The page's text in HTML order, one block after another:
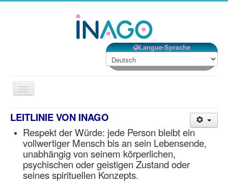
Langue-Sprache
Navigation
an/aus
Willkommen
Unsere Einrichtungen
Unsere Dienstleistungen
Unsere Organisation
LEITLINIE VON INAGO
Respekt der Würde: jede Person bleibt ein
vollwertiger Mensch bis an sein Lebensende,
unabhängig von seinem körperlichen,
psychischen oder geistigen Zustand oder
seines spirituellen Konzepts.